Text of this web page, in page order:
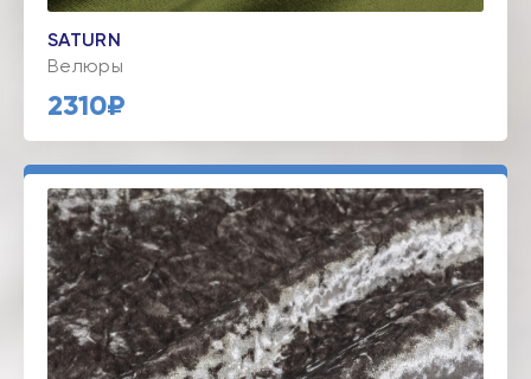
SATURN
Велюры
2310₽